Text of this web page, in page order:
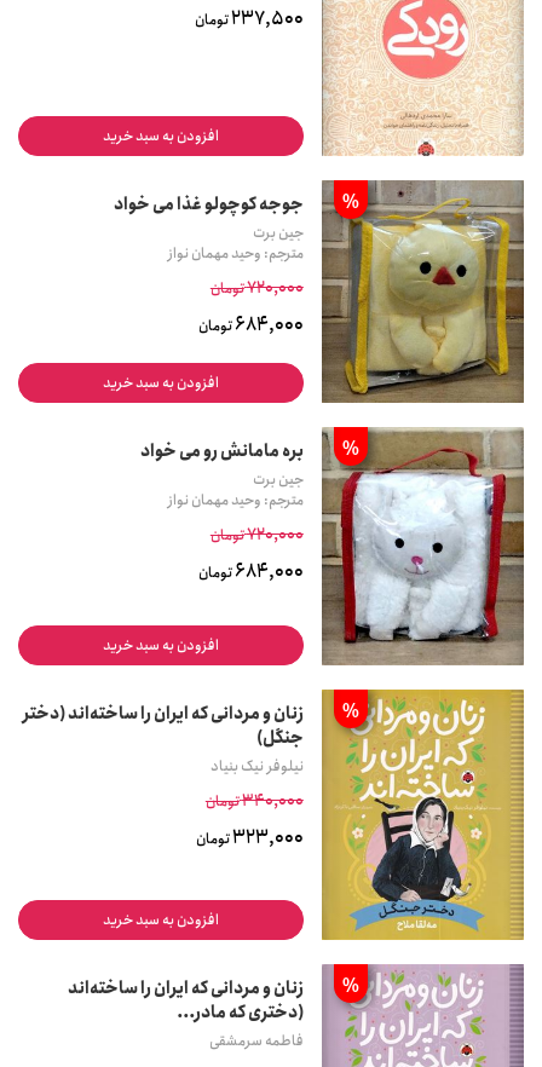
237,500تومان
افزودن به سبد خرید
% جوجه کوچولو غذا می خواد
جین برت
مترجم: وحید مهمان نواز
720,000تومان
684,000تومان
افزودن به سبد خرید
% بره مامانش رو می خواد
جین برت
مترجم: وحید مهمان نواز
720,000تومان
684,000تومان
افزودن به سبد خرید
%
زنان و مردانی که ایران را ساخته‌اند (دختر
جنگل)
نیلوفر نیک بنیاد
340,000تومان
323,000تومان
افزودن به سبد خرید
%
زنان و مردانی که ایران را ساخته‌اند
(دختری که مادر...
فاطمه سرمشقی